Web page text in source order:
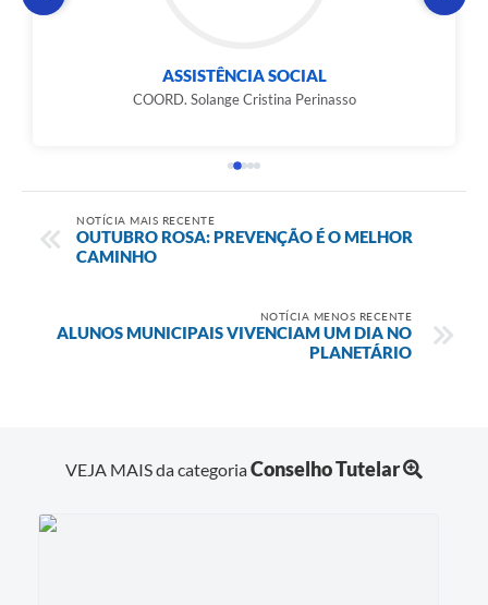
ASSISTÊNCIA SOCIAL
COORD. Solange Cristina Perinasso
NOTÍCIA MAIS RECENTE
OUTUBRO ROSA: PREVENÇÃO É O MELHOR
CAMINHO
NOTÍCIA MENOS RECENTE
ALUNOS MUNICIPAIS VIVENCIAM UM DIA NO
PLANETÁRIO
VEJA MAIS da categoriaConselho Tutelar